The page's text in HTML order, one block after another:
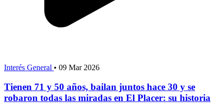
Interés General • 09 Mar 2026
Tienen 71 y 50 años, bailan juntos hace 30 y se
robaron todas las miradas en El Placer: su historia